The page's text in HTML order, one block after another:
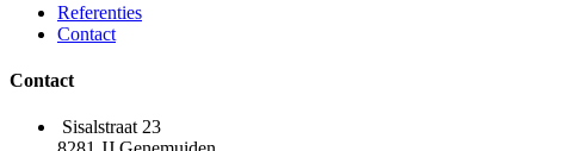
Referenties
Contact
Contact
Sisalstraat 23